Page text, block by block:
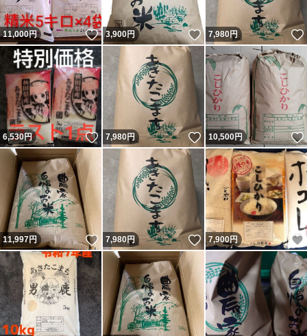
11,000円 いいね！
3,900円 いいね！
7,980円
6,530円 いいね！
7,980円 いいね！
10,500円
11,997円 いいね！
7,980円 いいね！
7,900円